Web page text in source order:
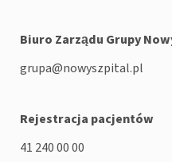
Biuro Zarządu Grupy
grupa@nowyszpital.pl
Rejestracja pacjentów
41 240 00 00